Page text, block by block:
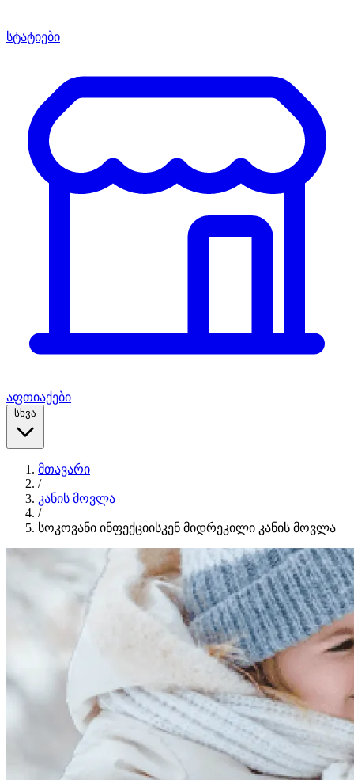
სტატიები
აფთიაქები
სხვა
მთავარი
/
კანის მოვლა
/
სოკოვანი ინფექციისკენ მიდრეკილი კანის მოვლა